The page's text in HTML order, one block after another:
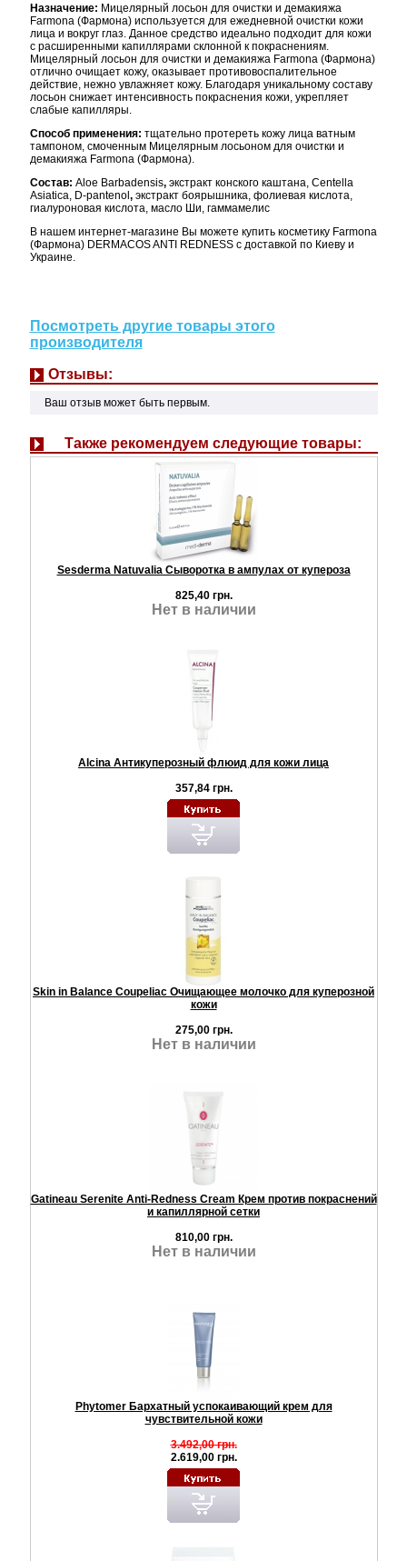
Назначение: Мицелярный лосьон для очистки и демакияжа
Farmona (Фармона) используется для ежедневной очистки кожи
лица и вокруг глаз. Данное средство идеально подходит для кожи
с расширенными капиллярами склонной к покраснениям.
Мицелярный лосьон для очистки и демакияжа Farmona (Фармона)
отлично очищает кожу, оказывает противовоспалительное
действие, нежно увлажняет кожу. Благодаря уникальному составу
лосьон снижает интенсивность покраснения кожи, укрепляет
слабые капилляры.
Способ применения: тщательно протереть кожу лица ватным
тампоном, смоченным Мицелярным лосьоном для очистки и
демакияжа Farmona (Фармона).
Состав: Aloe Ваrbadensis, экстракт конского каштана, Centella
Asiatica, D-pantenol , экстракт боярышника, фолиевая кислота,
гиалуроновая кислота, масло Ши, гаммамелис
В нашем интернет-магазине Вы можете купить косметику Farmona
(Фармона) DERMACOS ANTI REDNESS с доставкой по Киеву и
Украине.
Посмотреть другие товары этого
производителя
Отзывы:
Ваш отзыв может быть первым.
Также рекомендуем следующие товары:
Sesderma Natuvalia Сыворотка в ампулах от купероза
825,40 грн.
Нет в наличии
Alcina Антикуперозный флюид для кожи лица
357,84 грн.
Skin in Balance Coupeliac Очищающее молочко для куперозной
кожи
275,00 грн.
Нет в наличии
Gatineau Serenite Anti-Redness Cream Крем против покраснений
и капиллярной сетки
810,00 грн.
Нет в наличии
Phytomer Бархатный успокаивающий крем для
чувствительной кожи
3.492,00 грн.
2.619,00 грн.